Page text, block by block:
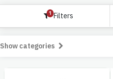
1 Filters
Show categories